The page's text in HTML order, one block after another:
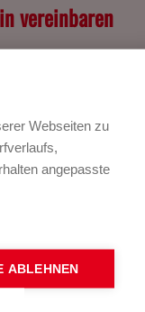
vereinbaren
uns Zeit für Ihre
passende
buchen
Webseiten zu
angepasste
ABLEHNEN